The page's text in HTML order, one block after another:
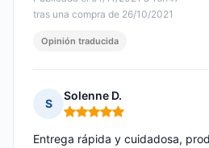
tras una compra de 26/10/2021
Opinión traducida
S
Solenne D.
Nota: 5 de 5
Entrega rápida y cuidadosa,